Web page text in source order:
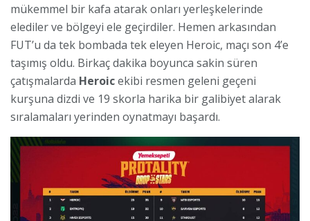
mükemmel bir kafa atarak onları yerleşkelerinde
elediler ve bölgeyi ele geçirdiler. Hemen arkasından
FUT’u da tek bombada tek eleyen Heroic, maçı son 4’e
taşımış oldu. Birkaç dakika boyunca sakin süren
çatışmalarda Heroicekibi resmen geleni geçeni
kurşuna dizdi ve 19 skorla harika bir galibiyet alarak
sıralamaları yerinden oynatmayı başardı.